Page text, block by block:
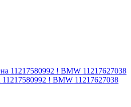
! BMW 11217627038